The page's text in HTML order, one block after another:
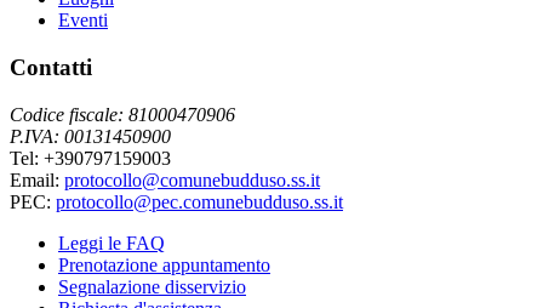
Eventi
Contatti
Codice fiscale: 81000470906
P.IVA: 00131450900
Tel: +390797159003
Email: protocollo@comunebudduso.ss.it
PEC: protocollo@pec.comunebudduso.ss.it
Leggi le FAQ
Prenotazione appuntamento
Segnalazione disservizio